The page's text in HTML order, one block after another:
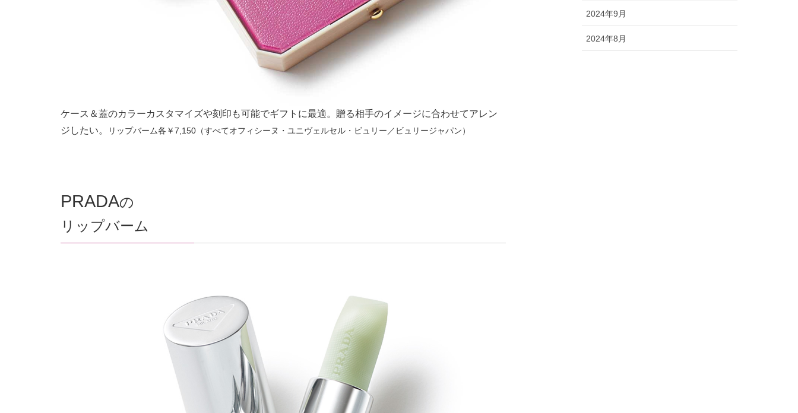
ケース＆蓋のカラーカスタマイズや刻印も可能でギフトに最適。贈る相手のイメージに合わせてアレン
ジしたい。
リップバーム各￥7,150（すべてオフィシーヌ・ユニヴェルセル・ビュリー／ビュリージャパン）
PRADAの
リップバーム
2024年9月
2024年8月